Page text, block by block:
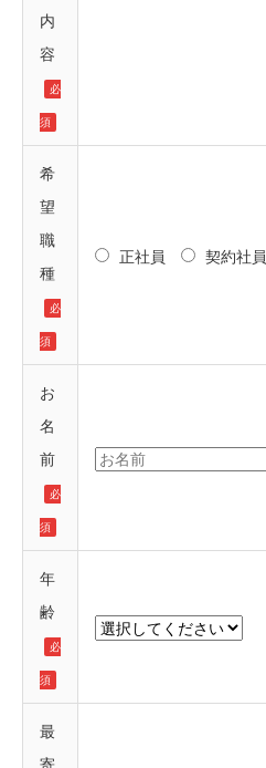
内
容
必
須
希
望
職
種
必
須
正社員 契約社員
お
名
前
必
須
年
齢
必
須
最